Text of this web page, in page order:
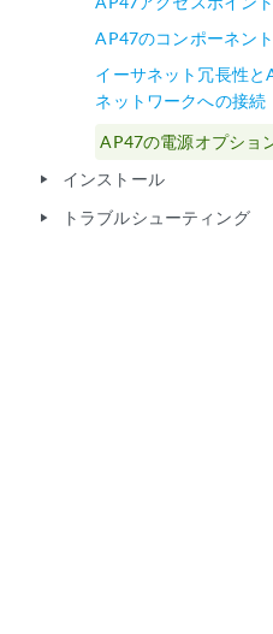
AP47のコンポーネン
イーサネット冗長性と
ネットワークへの接続
AP47の電源オプショ
play_arrow インストール
play_arrow トラブルシューティング